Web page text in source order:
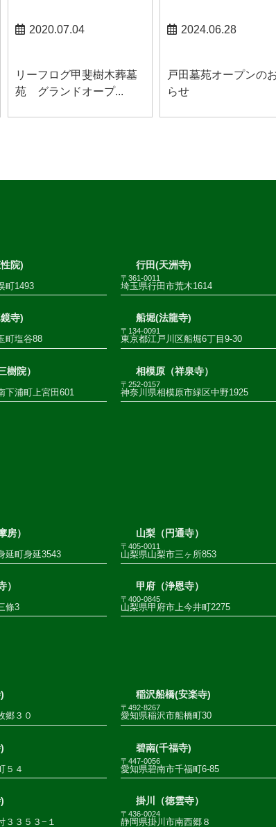
2020.07.04
リーフログ甲斐樹木葬墓
苑 グランドオープ...
2024.06.28
戸田墓苑オープンの
らせ
院)
町1493
行田(天洲寺)
〒361-0011
埼玉県行田市荒木1614
寺)
町塩谷88
船堀(法龍寺)
〒134-0091
東京都江戸川区船堀6丁目9-30
樹院）
下浦町上宮田601
相模原（祥泉寺）
〒252-0157
神奈川県相模原市緑区中野1925
房）
延町身延3543
山梨（円通寺）
〒405-0011
山梨県山梨市三ヶ所853
）
條3
甲府（浄恩寺）
〒400-0845
山梨県甲府市上今井町2275
郷３０
稲沢船橋(安楽寺)
〒492-8267
愛知県稲沢市船橋町30
５４
碧南(千福寺)
〒447-0056
愛知県碧南市千福町6-85
３３５３−１
掛川（徳雲寺）
〒436-0024
静岡県掛川市南西郷８